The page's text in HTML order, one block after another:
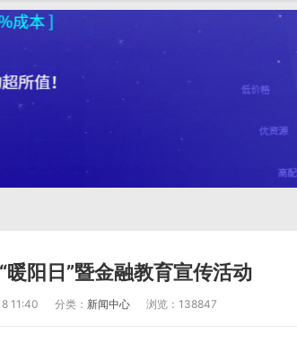
阳日”暨金融教育宣传活动
11:40 分类： 新闻中心 浏览：138847